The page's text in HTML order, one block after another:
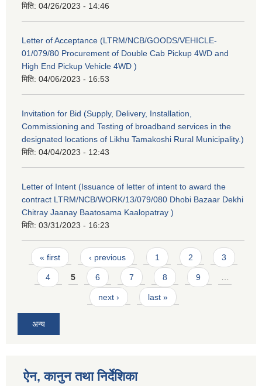
मिति: 04/26/2023 - 14:46
Letter of Acceptance (LTRM/NCB/GOODS/VEHICLE-
01/079/80 Procurement of Double Cab Pickup 4WD and
High End Pickup Vehicle 4WD )
मिति: 04/06/2023 - 16:53
Invitation for Bid (Supply, Delivery, Installation,
Commissioning and Testing of broadband services in the
designated locations of Likhu Tamakoshi Rural Municipality.)
मिति: 04/04/2023 - 12:43
Letter of Intent (Issuance of letter of intent to award the
contract LTRM/NCB/WORK/13/079/080 Dhobi Bazaar Dekhi
Chitray Jaanay Baatosama Kaalopatray )
मिति: 03/31/2023 - 16:23
Pages
« first ‹ previous 1 2 3
4 5 6 7 8 9
next › last »
अन्य
ऐन, कानुन तथा निर्देशिका